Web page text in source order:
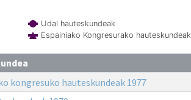
Udal hauteskundeak
Espainiako Kongresurako hauteskundeak
kongresuko hauteskundeak 1977